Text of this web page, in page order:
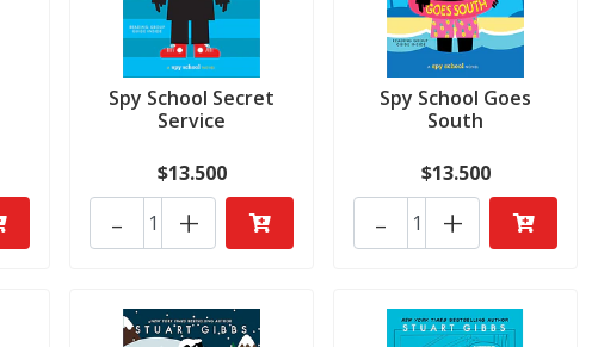
Spy School Secret
Service
$13.500
+
-
Spy School Goes
South
$13.500
+
-